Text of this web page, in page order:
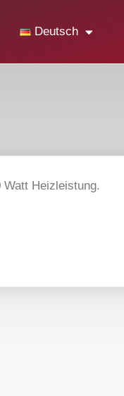
Deutsch
Heizleistung.